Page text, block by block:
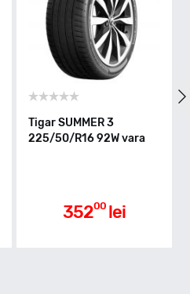
Tigar SUMMER 3
225/50/R16 92W vara
35200 lei